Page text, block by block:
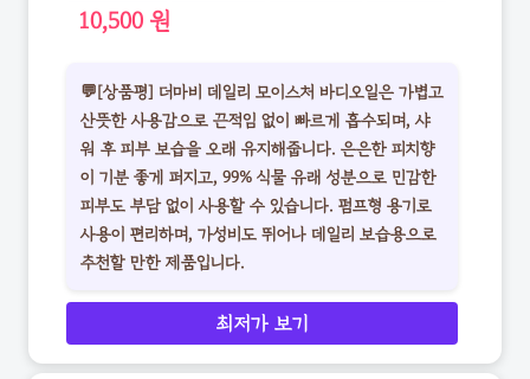
10,500 원
💬[상품평] 더마비 데일리 모이스처 바디오일은 가볍고
산뜻한 사용감으로 끈적임 없이 빠르게 흡수되며, 샤
워 후 피부 보습을 오래 유지해줍니다. 은은한 피치향
이 기분 좋게 퍼지고, 99% 식물 유래 성분으로 민감한
피부도 부담 없이 사용할 수 있습니다. 펌프형 용기로
사용이 편리하며, 가성비도 뛰어나 데일리 보습용으로
추천할 만한 제품입니다.
최저가 보기